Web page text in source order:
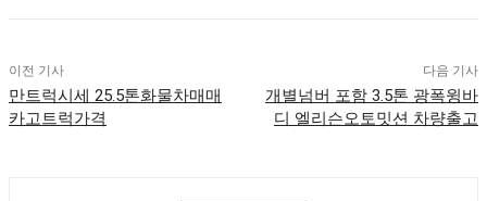
이전 기사
만트럭시세 25.5톤화물차매매
카고트럭가격
다음 기사
개별넘버 포함 3.5톤 광폭윙바
디 엘리슨오토밋션 차량출고